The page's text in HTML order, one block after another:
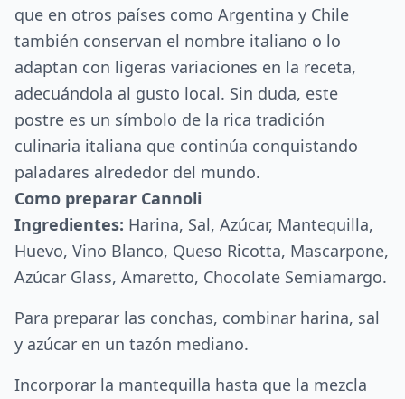
que en otros países como Argentina y Chile
también conservan el nombre italiano o lo
adaptan con ligeras variaciones en la receta,
adecuándola al gusto local. Sin duda, este
postre es un símbolo de la rica tradición
culinaria italiana que continúa conquistando
paladares alrededor del mundo.
Como preparar Cannoli
Ingredientes: Harina, Sal, Azúcar, Mantequilla,
Huevo, Vino Blanco, Queso Ricotta, Mascarpone,
Azúcar Glass, Amaretto, Chocolate Semiamargo.
Para preparar las conchas, combinar harina, sal
y azúcar en un tazón mediano.
Incorporar la mantequilla hasta que la mezcla